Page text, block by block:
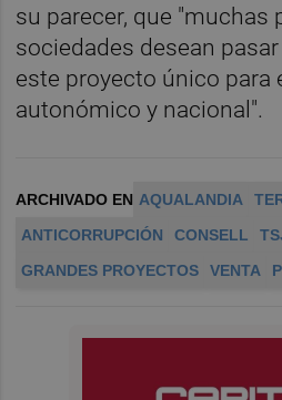
su parecer, que "muchas
sociedades desean
este proyecto único para
autonómico y nacional".
ARCHIVADO EN AQUALANDIA
ANTICORRUPCIÓN
CONSELL
GRANDES PROYECTOS
VENTA P